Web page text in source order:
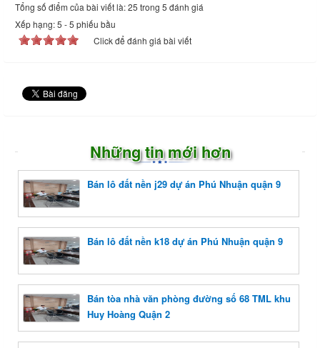
Tổng số điểm của bài viết là: 25 trong 5 đánh giá
Xếp hạng:5 -5 phiếu bầu
Click để đánh giá bài viết
Những tin mới hơn
Bán lô đất nền j29 dự án Phú Nhuận quận 9
Bán lô đất nền k18 dự án Phú Nhuận quận 9
Bán tòa nhà văn phòng đường số 68 TML khu
Huy Hoàng Quận 2